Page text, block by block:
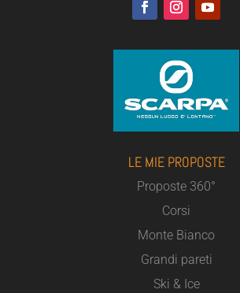
LE MIE PROPOSTE
Proposte 360°
Corsi
Monte Bianco
Grandi pareti
Ski & Ice